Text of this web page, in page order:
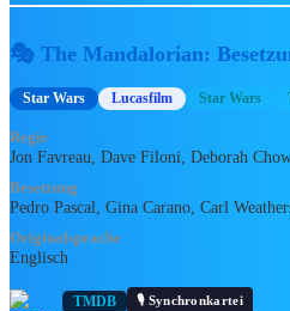
🔥
🛋️
🏰
🎭 The Mandalorian:
Star Wars Lucasfilm Star Wars
Regie
Jon Favreau, Dave Filoni, Deborah
Besetzung
Pedro Pascal, Gina Carano, Carl
Originalsprache
Englisch
TMDB 🎙️ Synchronkartei